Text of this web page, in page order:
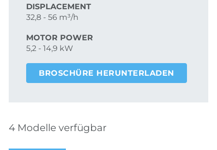
DISPLACEMENT
32,8 - 56 m³/h
MOTOR POWER
5,2 - 14,9 kW
BROSCHÜRE HERUNTERLADEN
4 Modelle verfügbar